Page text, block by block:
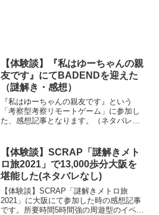
【体験談】『私はゆーちゃんの親
友です』にてBADENDを迎えた
（謎解き・感想）
『私はゆーちゃんの親友です』という
「考察型考察リモートゲーム」に参加し
た、感想記事となります。（ネタバレな
小説が好きな方にお勧めの体験記事とな
ります。
【体験談】SCRAP「謎解きメト
ロ旅2021」で13,000歩分大阪を
堪能した(ネタバレなし)
【体験談】SCRAP「謎解きメトロ旅
2021」に大阪にて参加した時の感想記事
です。所要時間5時間強の周遊型のイベン